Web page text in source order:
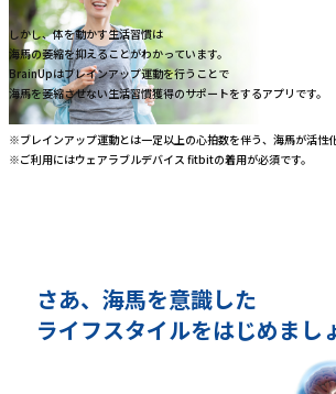
しかし、体を動かす生活習慣は
海馬の萎縮を抑えることがわかっています。
BrainUpはブレインアップ運動を行うことで
海馬を萎縮させない生活習慣獲得のサポートをするアプリです。
※ブレインアップ運動とは一定以上の心拍数を伴う、海馬が活性
※ご利用にはウェアラブルデバイス fitbitの着用が必須です。
さあ、海馬を意識した
ライフスタイルをはじめまし